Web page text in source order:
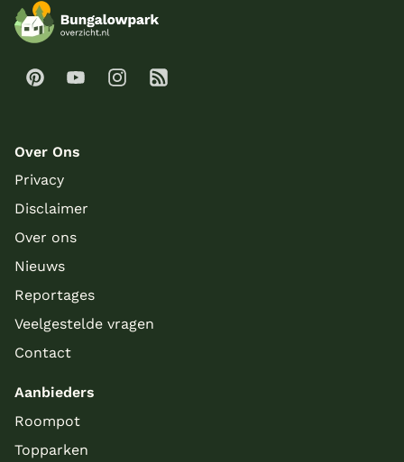
Over Ons
Privacy
Disclaimer
Over ons
Nieuws
Reportages
Veelgestelde vragen
Contact
Aanbieders
Roompot
Topparken